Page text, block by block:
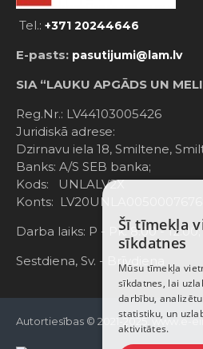
Tel.: +371 20244646
E-pasts: pasutijumi@lam.lv
SIA “LAUKU APGĀDS UN
Reg.Nr.: LV44103005426
Juridiskā adrese:
Dzirnavu iela 18, Smiltene,
Banks: A/S SEB banka;
Kods: UNLALV2X
Konts:
Darba laiks: P - Pk. 8:00 - 12:00;
Sestdiena, Sv. - Brīvdiena
Autortiesības © 2021-2025, www.e-
Šī tīmekļa
sīkdatnes
Mūsu tīmekļa
sīkdatnes, lai
darbību,
statistiku, un
aktivitātes.